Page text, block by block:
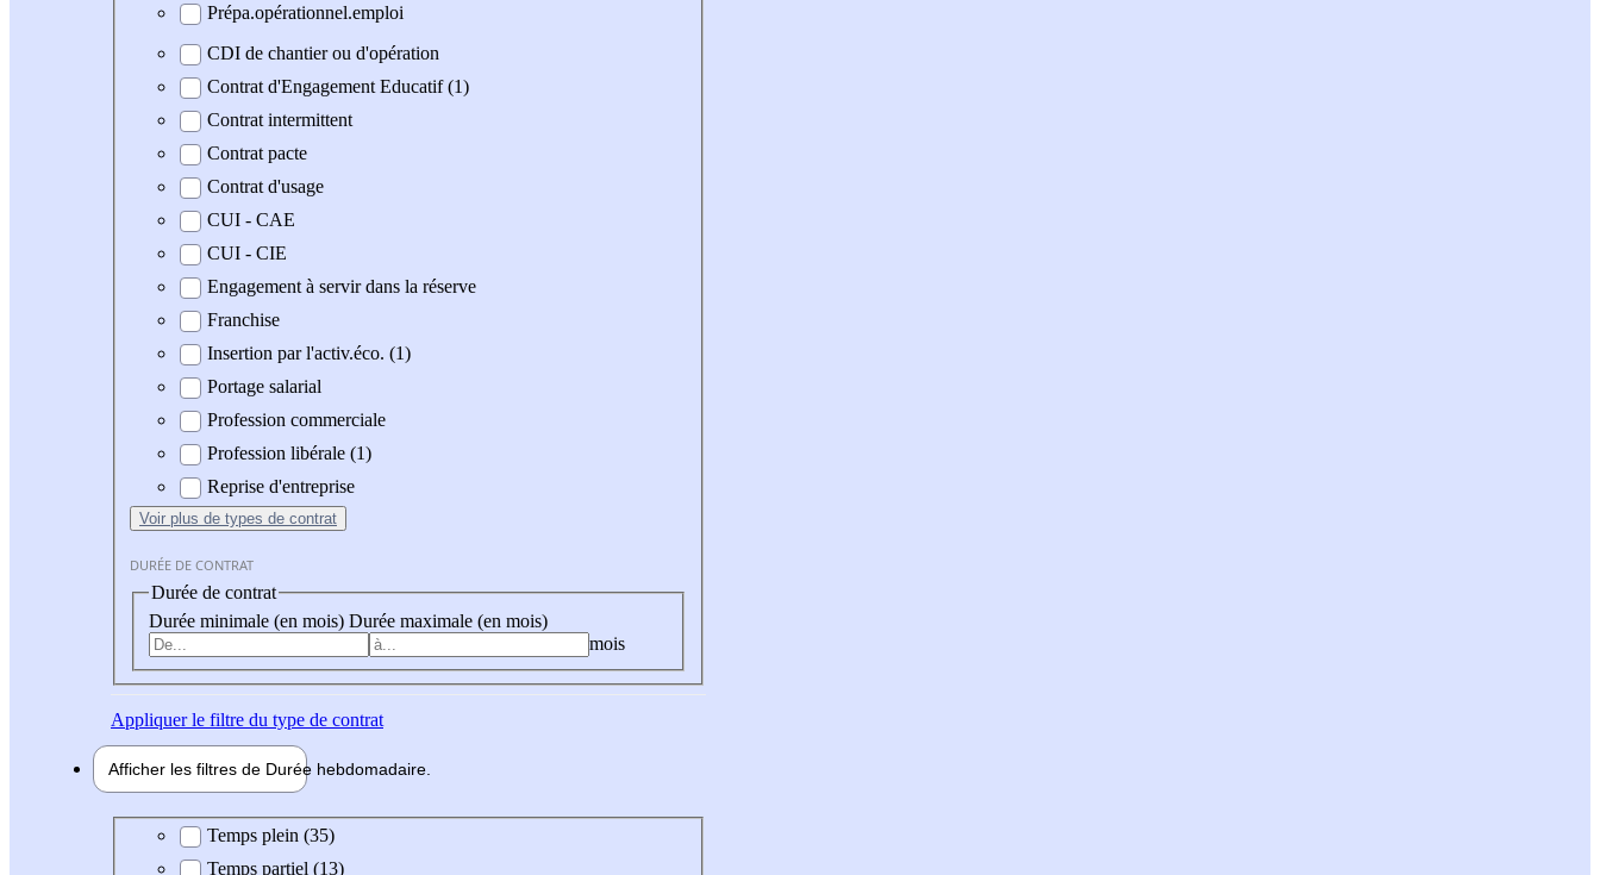
Prépa.opérationnel.emploi
CDI de chantier ou d'opération
Contrat d'Engagement Educatif (1)
Contrat intermittent
Contrat pacte
Contrat d'usage
CUI - CAE
CUI - CIE
Engagement à servir dans la réserve
Franchise
Insertion par l'activ.éco. (1)
Portage salarial
Profession commerciale
Profession libérale (1)
Reprise d'entreprise
Voir plus de types de contrat
DURÉE DE CONTRAT
Durée de contrat
Durée minimale (en mois) Durée maximale (en mois)
mois
Appliquerle filtre du type de contrat
Afficher les filtres de Durée hebdomadaire
Durée hebdomadaire
Temps plein (35)
Temps partiel (13)